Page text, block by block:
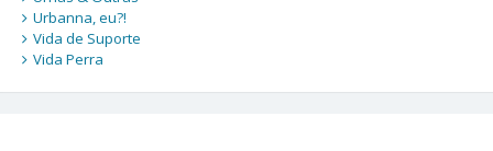
Urbanna, eu?!
Vida de Suporte
Vida Perra